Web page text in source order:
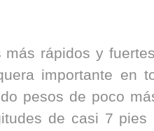
rápidos y
importante en
pesos de poco
de casi 7 pies